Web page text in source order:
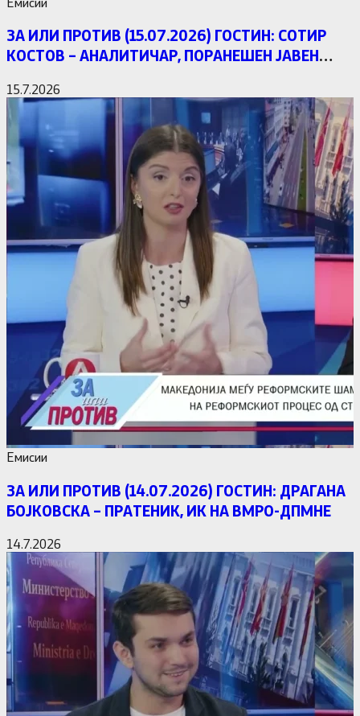
ЗА ИЛИ ПРОТИВ (15.07.2026) ГОСТИН: СОТИР
КОСТОВ – АНАЛИТИЧАР, ПОРАНЕШЕН ЈАВЕН
15.7.2026
Емисии
ЗА ИЛИ ПРОТИВ (14.07.2026) ГОСТИН: ДРАГАНА
БОЈКОВСКА – ПРАТЕНИК, ИК НА ВМРО-ДПМНЕ
14.7.2026